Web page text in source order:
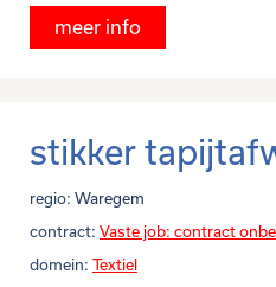
meer info
stikker
regio: Waregem
contract: Vaste job: contract
domein: Textiel